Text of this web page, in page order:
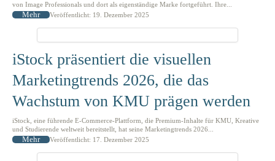
von Image Professionals und dort als eigenständige Marke fortgeführt. Ihre...
Mehr Veröffentlicht: 19. Dezember 2025
iStock präsentiert die visuellen
Marketingtrends 2026, die das
Wachstum von KMU prägen werden
iStock, eine führende E-Commerce-Plattform, die Premium-Inhalte für KMU, Kreative
und Studierende weltweit bereitstellt, hat seine Marketingtrends 2026...
Mehr Veröffentlicht: 17. Dezember 2025